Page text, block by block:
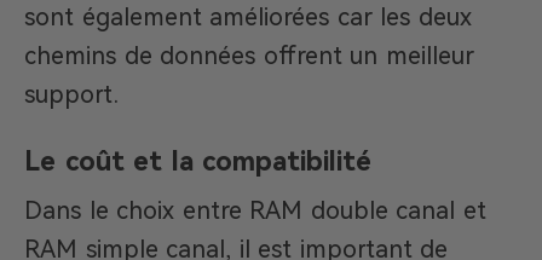
sont également améliorées car les deux
chemins de données offrent un meilleur
support.
Le coût et la compatibilité
Dans le choix entre RAM double canal et
RAM simple canal, il est important de